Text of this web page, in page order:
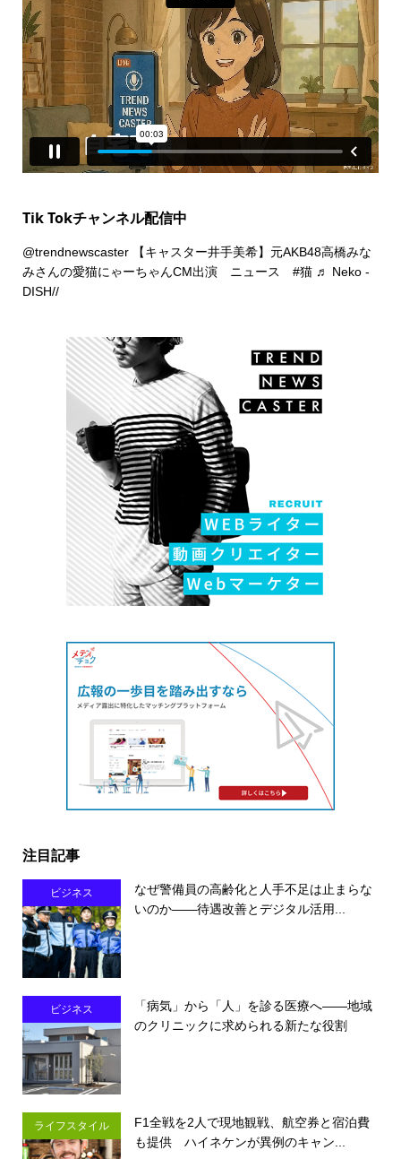
Tik Tokチャンネル配信中
@trendnewscaster【キャスター井手美希】元AKB48高橋みな
みさんの愛猫にゃーちゃんCM出演 ニュース #猫 ♬ Neko -
DISH//
注目記事
ビジネス
なぜ警備員の高齢化と人手不足は止まらな
いのか――待遇改善とデジタル活用...
ビジネス
「病気」から「人」を診る医療へ――地域
のクリニックに求められる新たな役割
ライフスタイル
F1全戦を2人で現地観戦、航空券と宿泊費
も提供 ハイネケンが異例のキャン...